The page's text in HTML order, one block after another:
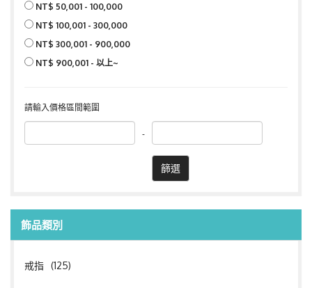
NT$ 50,001 - 100,000
NT$ 100,001 - 300,000
NT$ 300,001 - 900,000
NT$ 900,001 - 以上~
請輸入價格區間範圍
-
飾品類別
戒指 (125)